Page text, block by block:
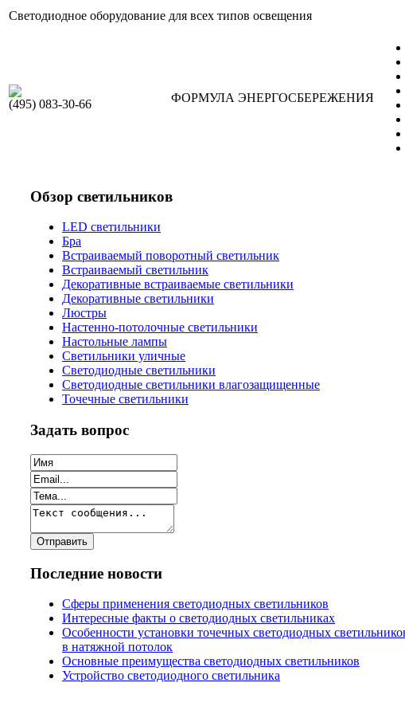
Светодиодное оборудование для всех типов освещения
(495) 083-30-66 ФОРМУЛА ЭНЕРГОСБЕРЕЖЕНИЯ
Обзор светильников
LED светильники
Бра
Встраиваемый поворотный светильник
Встраиваемый светильник
Декоративные встраиваемые светильники
Декоративные светильники
Люстры
Настенно-потолочные светильники
Настольные лампы
Светильники уличные
Светодиодные светильники
Светодиодные светильники влагозащищенные
Точечные светильники
Задать вопрос
Последние новости
Сферы применения светодиодных светильников
Интересные факты о светодиодных светильниках
Особенности установки точечных светодиодных
в натяжной потолок
Основные преимущества светодиодных светильников
Устройство светодиодного светильника